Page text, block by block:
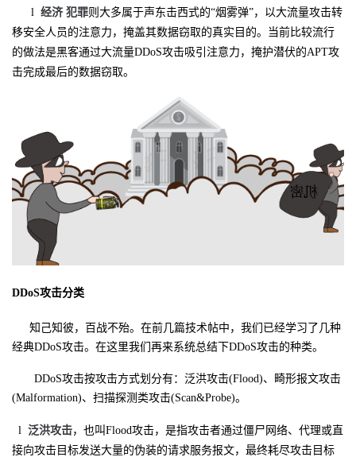
l 经济 犯罪则大多属于声东击西式的“烟雾弹”，以大流量攻击转
移安全人员的注意力，掩盖其数据窃取的真实目的。当前比较流行
的做法是黑客通过大流量DDoS攻击吸引注意力，掩护潜伏的APT攻
击完成最后的数据窃取。
DDoS攻击分类
知己知彼，百战不殆。在前几篇技术帖中，我们已经学习了几种
经典DDoS攻击。在这里我们再来系统总结下DDoS攻击的种类。
DDoS攻击按攻击方式划分有：泛洪攻击(Flood)、畸形报文攻击
(Malformation)、扫描探测类攻击(Scan&Probe)。
l 泛洪攻击，也叫Flood攻击，是指攻击者通过僵尸网络、代理或直
接向攻击目标发送大量的伪装的请求服务报文，最终耗尽攻击目标